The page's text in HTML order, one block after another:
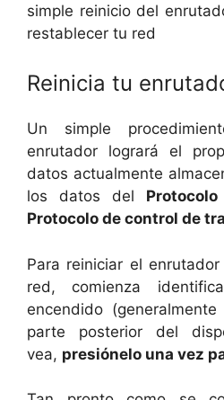
simple reinicio del
restablecer tu red
Reinicia tu
Un simple
enrutador logrará el
datos actualmente
los datos del
Protocolo de control de
Para reiniciar el
red, comienza
encendido
parte posterior del
vea, presiónelo una vez